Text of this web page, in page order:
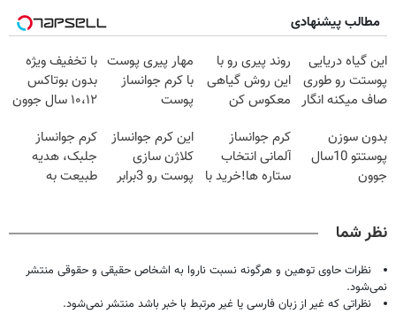
مطالب پیشنهادی
این گیاه دریایی
پوستت رو طوری
صاف میکنه انگار
شدی🔥
روند پیری رو با
این روش گیاهی
معکوس کن
مهار پیری پوست
با کرم جوانساز
پوست
ویژه تا امشب)
با تخفیف ویژه
بدون بوتاکس
۱۰،۱۲ سال جوون
بدون سوزن
پوستتو 10سال
جوون
کرم جوانساز
آلمانی انتخاب
ستاره ها!خرید با
این کرم جوانساز
کلاژن سازی
پوست رو 3برابر
کرم جوانساز
جلبک، هدیه
طبیعت به
نظر شما
نظرات حاوی توهین و هرگونه نسبت ناروا به اشخاص حقیقی و حقوقی منتشر
نمی‌شود.
نظراتی که غیر از زبان فارسی یا غیر مرتبط با خبر باشد منتشر نمی‌شود.